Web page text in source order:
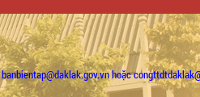
banbientap@daklak.gov.vn hoặc